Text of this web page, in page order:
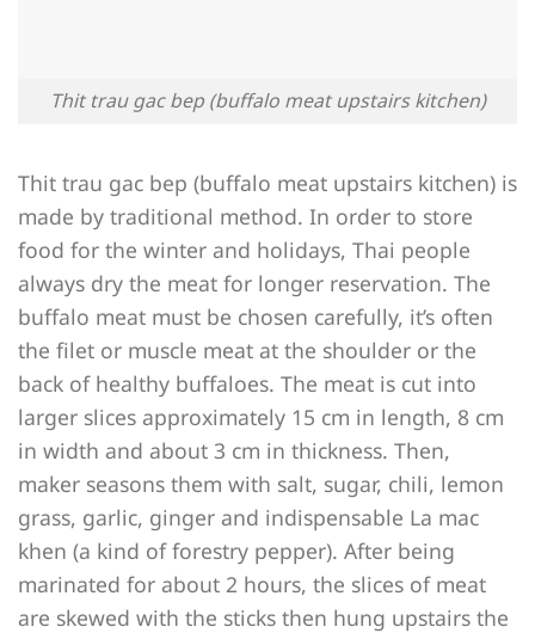
Thit trau gac bep (buffalo meat upstairs kitchen)
Thit trau gac bep (buffalo meat upstairs kitchen) is
made by traditional method. In order to store
food for the winter and holidays, Thai people
always dry the meat for longer reservation. The
buffalo meat must be chosen carefully, it’s often
the filet or muscle meat at the shoulder or the
back of healthy buffaloes. The meat is cut into
larger slices approximately 15 cm in length, 8 cm
in width and about 3 cm in thickness. Then,
maker seasons them with salt, sugar, chili, lemon
grass, garlic, ginger and indispensable La mac
khen (a kind of forestry pepper). After being
marinated for about 2 hours, the slices of meat
are skewed with the sticks then hung upstairs the